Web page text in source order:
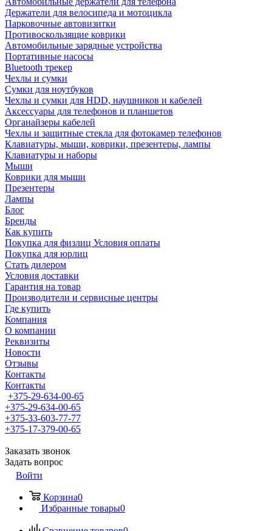
Держатели для велосипеда и мотоцикла
Парковочные автовизитки
Противоскользящие коврики
Автомобильные зарядные устройства
Портативные насосы
Bluetooth трекер
Чехлы и сумки
Сумки для ноутбуков
Чехлы и сумки для HDD, наушников и кабелей
Аксессуары для телефонов и планшетов
Органайзеры кабелей
Чехлы и защитные стекла для фотокамер телефонов
Клавиатуры, мыши, коврики, презентеры, лампы
Клавиатуры и наборы
Мыши
Коврики для мыши
Презентеры
Лампы
Блог
Бренды
Как купить
Покупка для физлиц Условия оплаты
Покупка для юрлиц
Стать дилером
Условия доставки
Гарантия на товар
Производители и сервисные центры
Где купить
Компания
О компании
Реквизиты
Новости
Отзывы
Контакты
Контакты
+375-29-634-00-65
+375-29-634-00-65
+375-33-603-77-77
+375-17-379-00-65
Заказать звонок
Задать вопрос
Войти
Корзина0
Избранные товары0